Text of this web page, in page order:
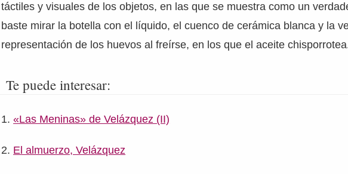
táctiles y visuales de los objetos, en las que se muestra como un
baste mirar la botella con el líquido, el cuenco de cerámica blanca y la
representación de los huevos al freírse, en los que el aceite
Te puede interesar:
«Las Meninas» de Velázquez (II)
El almuerzo, Velázquez